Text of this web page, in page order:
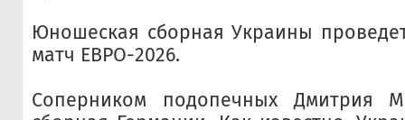
Юношеская сборная Украины
матч ЕВРО-2026.
Соперником подопечных Дмитрия